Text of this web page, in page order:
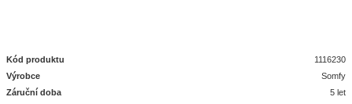
Kód produktu
1116230
Výrobce
Somfy
Záruční doba
5 let